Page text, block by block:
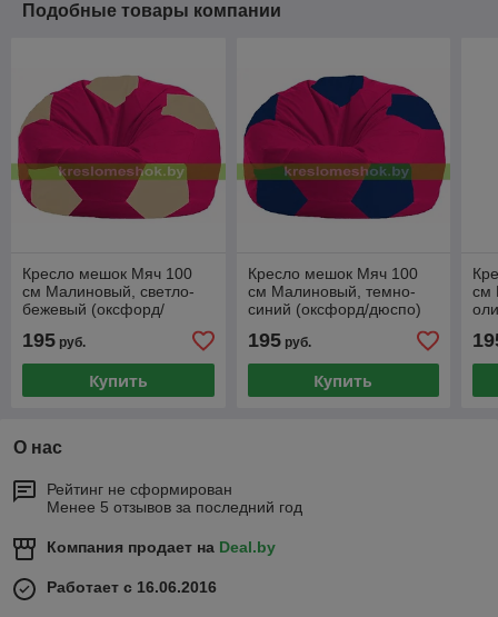
Подобные товары компании
Кресло мешок Мяч 100
см Малиновый, светло-
бежевый (оксфорд/
195 руб.
Купить
Кресло мешок Мяч 100
см Малиновый, темно-
синий (оксфорд/дюспо)
195руб.
Купить
см
О нас
Рейтинг не сформирован
Менее 5 отзывов за последний год
Компания продает на Deal.by
Работает с 16.06.2016